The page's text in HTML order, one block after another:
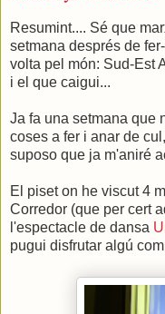
Resumint.... Sé que
setmana després de
volta pel món: Sud-Est
i el que caigui...
Ja fa una setmana que
coses a fer i anar de
suposo que ja m'aniré
El piset on he viscut 4
Corredor (que per cert
l'espectacle de dansa
pugui disfrutar algú